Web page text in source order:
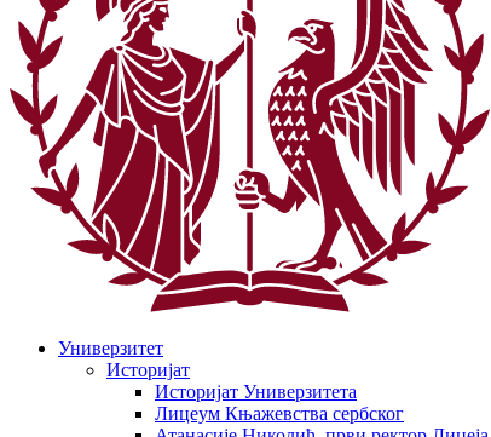
Универзитет
Историјат
Историјат Универзитета
Лицеум Књажевства сербског